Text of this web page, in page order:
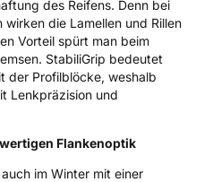
des Reifens. Denn bei
die Lamellen und Rillen
Vorteil spürt man beim
StabiliGrip bedeutet
der Profilblöcke, weshalb
Lenkpräzision und
Flankenoptik
im Winter mit einer